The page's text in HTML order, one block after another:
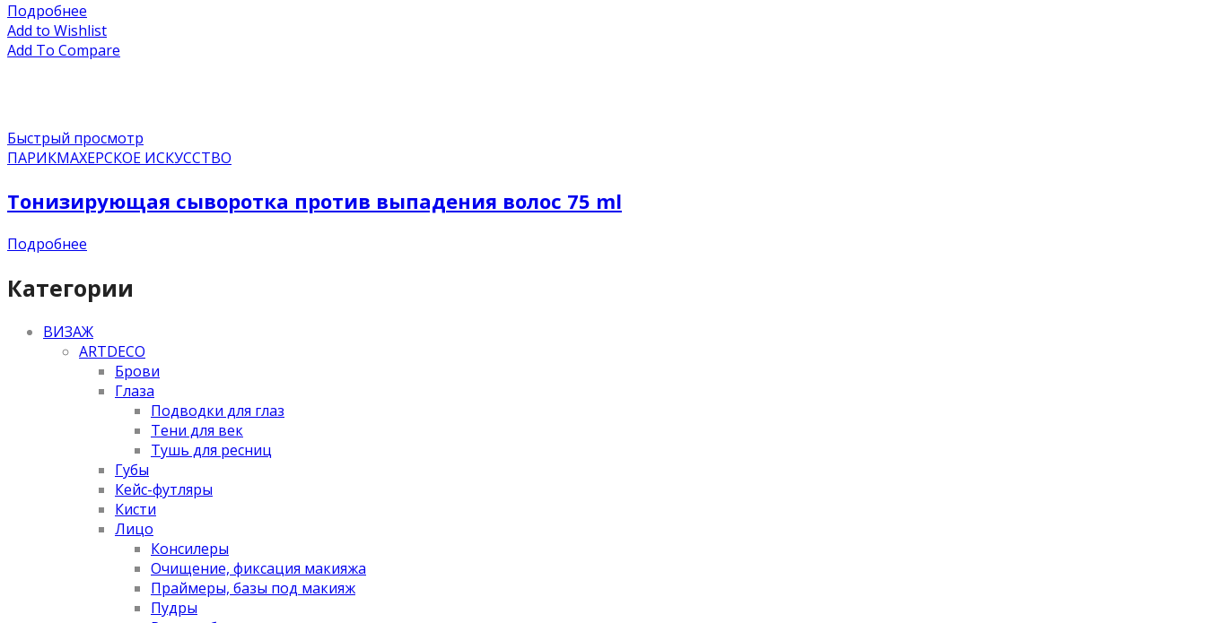
Подробнее
Add to Wishlist
Add To Compare
Быстрый просмотр
ПАРИКМАХЕРСКОЕ ИСКУССТВО
Тонизирующая сыворотка против выпадения волос 75 ml
Подробнее
Категории
ВИЗАЖ
ARTDECO
Брови
Глаза
Подводки для глаз
Тени для век
Тушь для ресниц
Губы
Кейс-футляры
Кисти
Лицо
Консилеры
Очищение, фиксация макияжа
Праймеры, базы под макияж
Пудры